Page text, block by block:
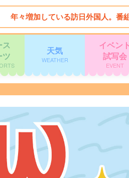
々増加している訪日外国人。番組
ス
ツ
天気
WEATHER
イベント
試写会
EVENT